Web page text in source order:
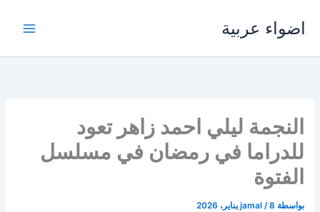
اضواء عربية
النجمة ليلي احمد زاهر تعود
للدراما في رمضان في مسلسل
الفتوة
بواسطة jamal /8 يناير، 2026